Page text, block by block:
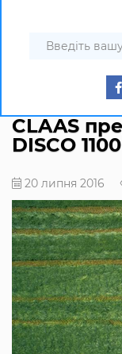
CLAAS
DISCO
20 липня 2016